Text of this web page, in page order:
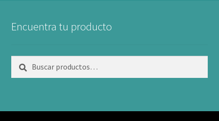
Encuentra tu producto
Buscar
Buscar